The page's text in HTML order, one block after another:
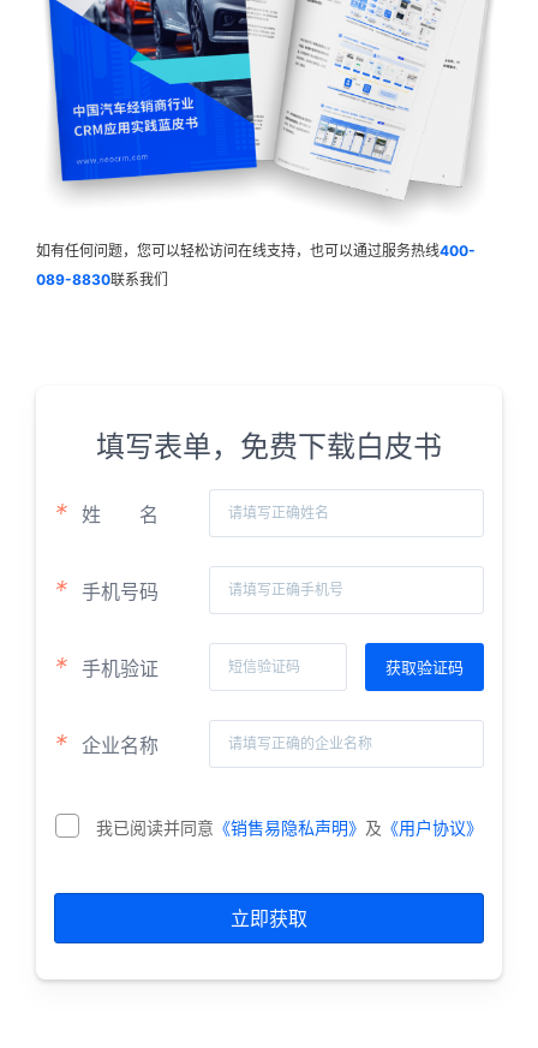
如有任何问题，您可以轻松访问在线支持，也可以通过服务热线400-
089-8830联系我们
填写表单，免费下载白皮书
* 姓 名
* 手机号码
* 手机验证
* 企业名称
我已阅读并同意 《销售易隐私声明》 及 《用户协议》
立即获取